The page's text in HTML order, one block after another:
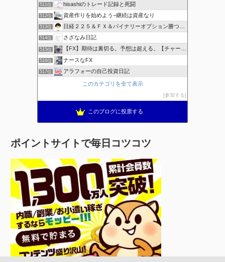
511位 hisashiのトレード記録と死闘
512位 資産作りを始めよう−継続は資産なり
513位 日経２２５＆ＦＸ＆バイナリーオプション勝つための
514位 さざなみ日記
515位 【FX】期待は裏切る。予想は超える。【チャート学びブログ】
516位 ナースなFX
517位 アラフォーの自己投資日記
このカテゴリを全て表示
参加する
このブログに投票する
ポイントサイトで毎日コツコツ